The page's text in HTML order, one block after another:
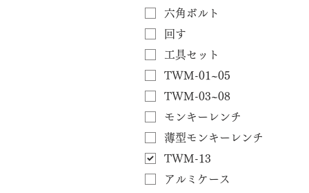
六角ボルト
回す
工具セット
TWM-01~05
TWM-03~08
モンキーレンチ
薄型モンキーレンチ
TWM-13
アルミケース